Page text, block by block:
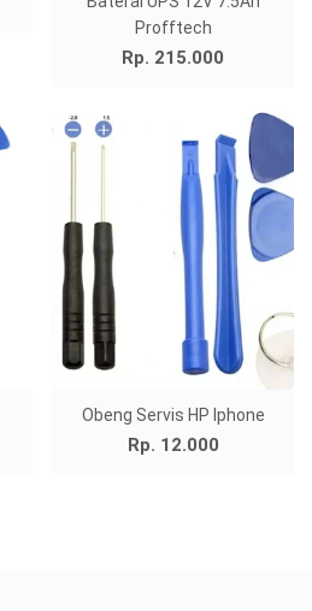
Profftech
Rp. 215.000
Obeng Servis HP Iphone
Rp. 12.000